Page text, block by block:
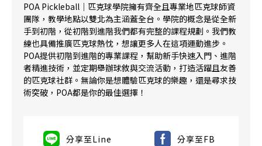
POA Pickleball｜匹克球學院擁有齊全且專業地匹克球師資
團隊，教學地點以雙北為主涵蓋全台。學院的概念是從全新
手到初階，從初階到進階我們都有完整的課程規劃。我們教
練也具備推廣匹克球熱忱，想讓更多人在這項運動進步。
POA提供初階到進階的專業課程，幫助新手快速入門、進階
者精進技術，並定期舉辦球敘與交流活動，打造活躍且友善
的匹克球社群。無論你是想體驗匹克球的樂趣，還是尋求技
術突破，POA都是你的最佳選擇！
分享至Line 分享至FB